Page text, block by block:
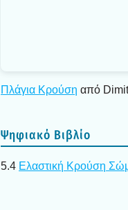
Πλά­για Κρού­ση από
Ψηφια­κό Βιβλίο
5.4 Ελα­στι­κή Κρού­ση